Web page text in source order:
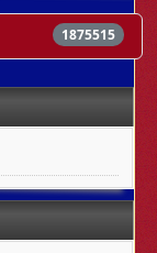
1875515